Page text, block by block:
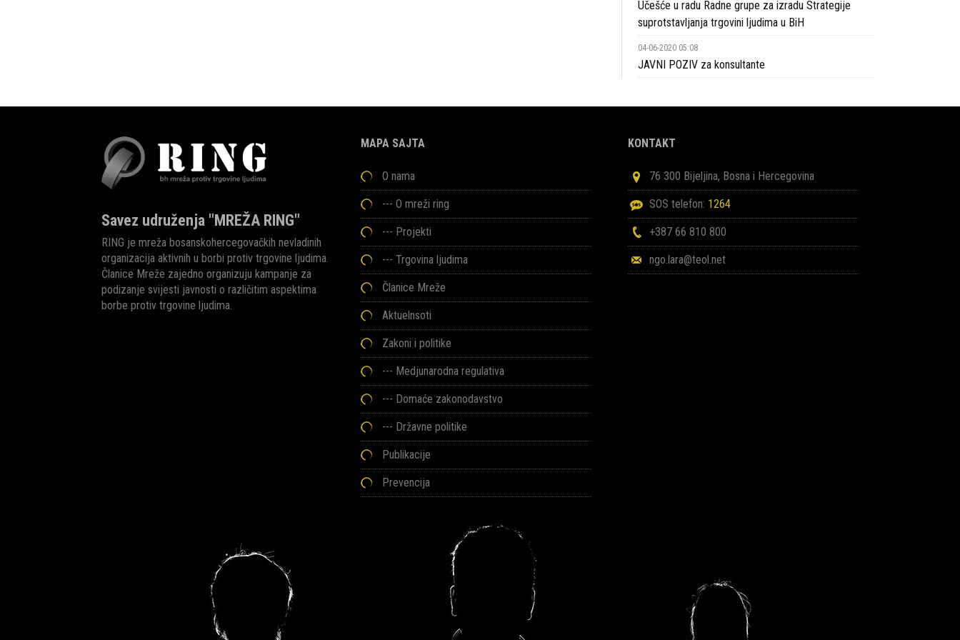
Učešće u radu Radne grupe za izradu Strategije
suprotstavljanja trgovini ljudima u BiH
04-06-2020 05:08
JAVNI POZIV za konsultante
Savez udruženja "MREŽA RING"
RING je mreža bosanskohercegovačkih nevladinih
organizacija aktivnih u borbi protiv trgovine ljudima.
Članice Mreže zajedno organizuju kampanje za
podizanje svijesti javnosti o različitim aspektima
borbe protiv trgovine ljudima.
MAPA SAJTA
O nama
--- O mreži ring
--- Projekti
--- Trgovina ljudima
Članice Mreže
Aktuelnsoti
Zakoni i politike
--- Medjunarodna regulativa
--- Domaće zakonodavstvo
--- Državne politike
Publikacije
Prevencija
KONTAKT
76 300 Bijeljina, Bosna i Hercegovina
SOS telefon: 1264
+387 66 810 800
ngo.lara@teol.net